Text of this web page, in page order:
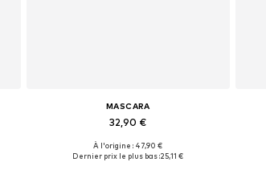
MASCARA
32,90 €
Tailles disponibles: One Size
À l'origine : 47,90 €
Dernier prix le plus bas :25,11 €